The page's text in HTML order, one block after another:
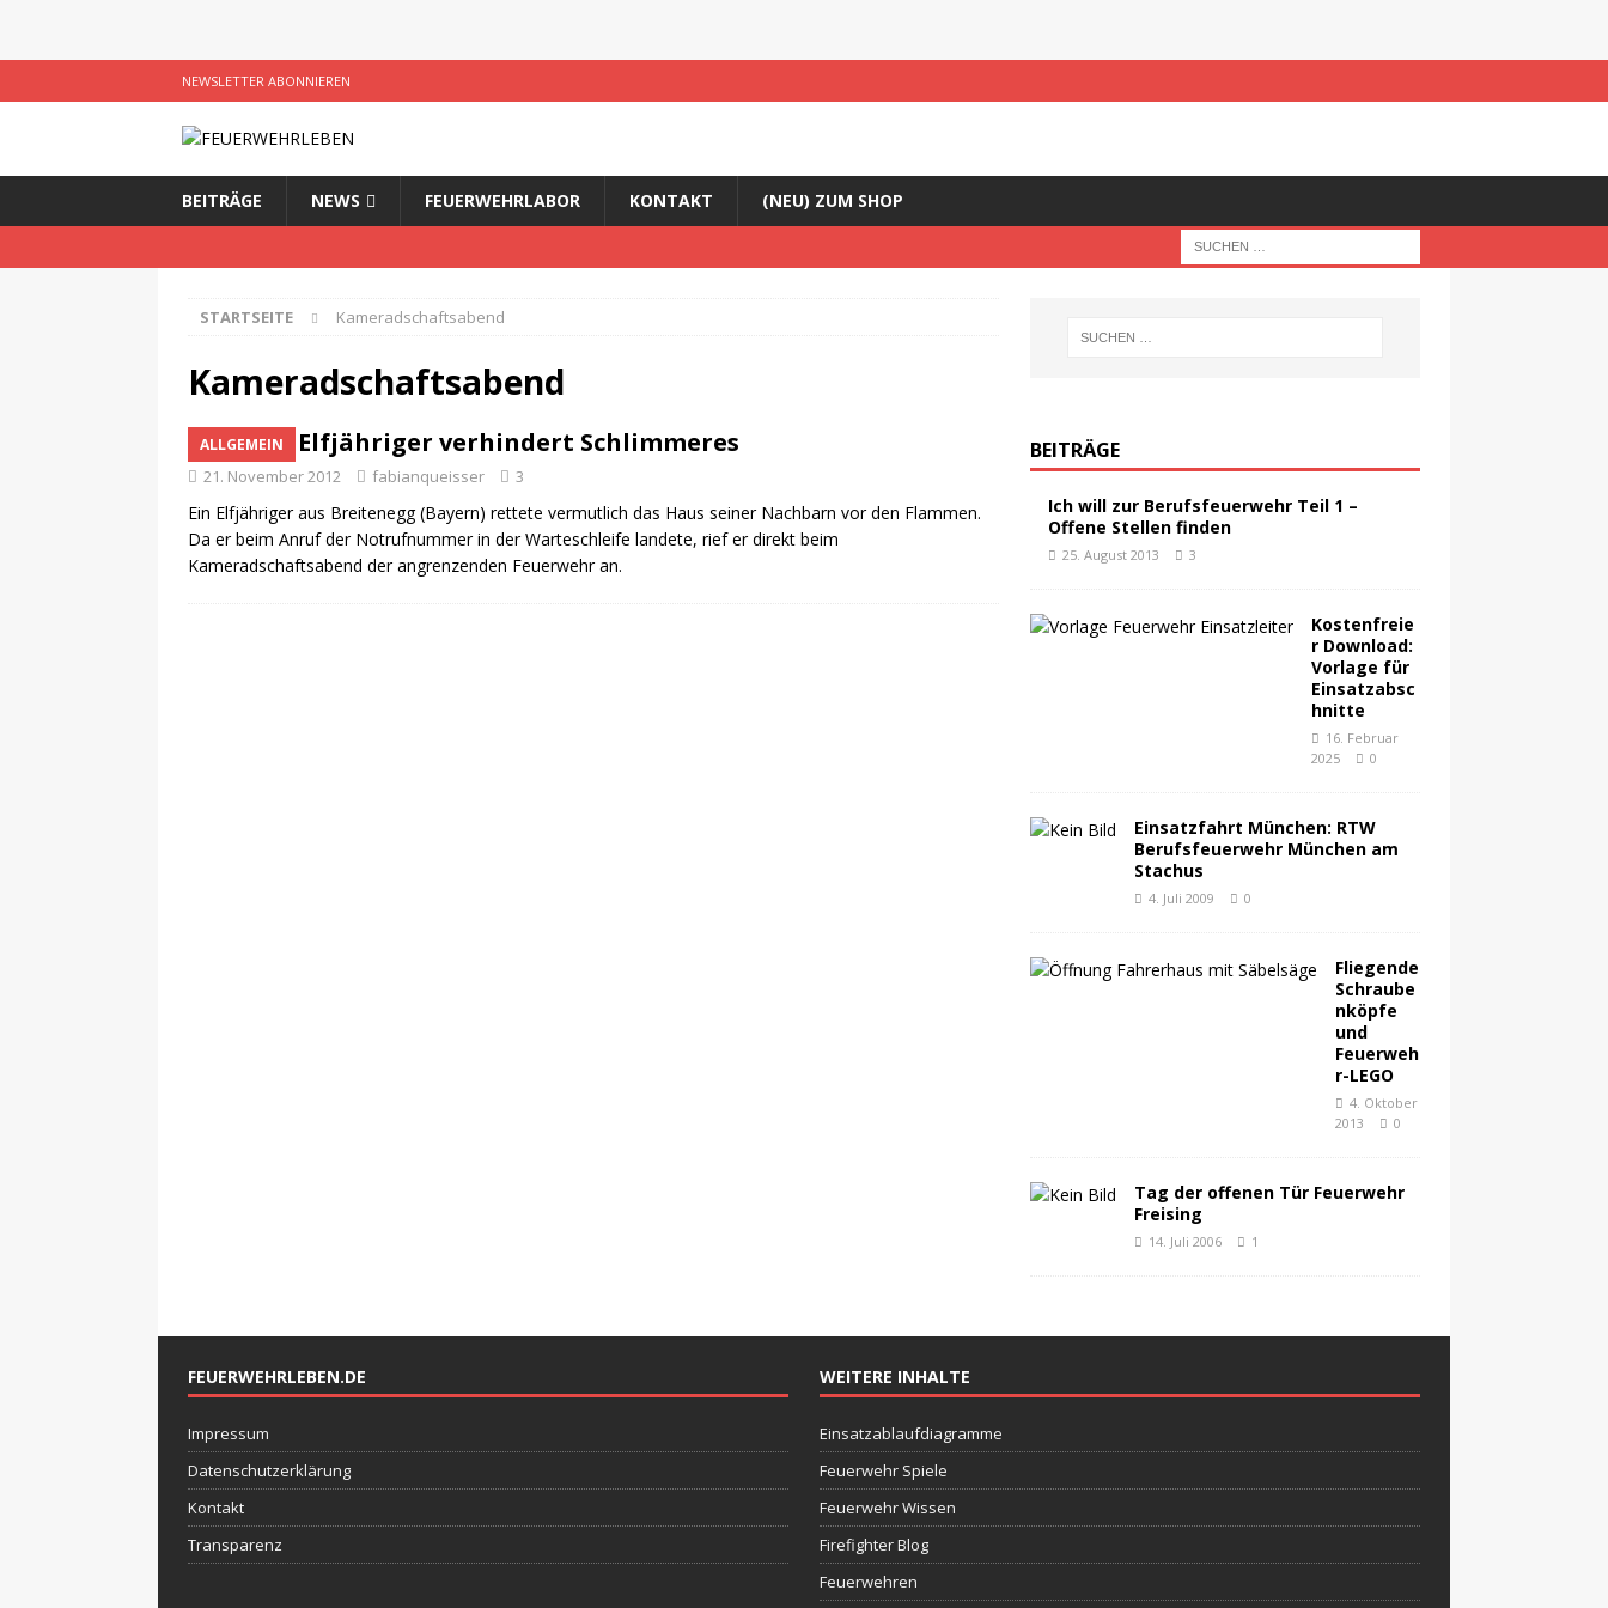
NEWSLETTER ABONNIEREN
BEITRÄGE NEWS FEUERWEHRLABOR KONTAKT (NEU) ZUM SHOP
STARTSEITE Kameradschaftsabend
Kameradschaftsabend
ALLGEMEIN Elfjähriger verhindert Schlimmeres
21. November 2012 fabianqueisser 3
Ein Elfjähriger aus Breitenegg (Bayern) rettete vermutlich das Haus seiner Nachbarn vor den Flammen.
Da er beim Anruf der Notrufnummer in der Warteschleife landete, rief er direkt beim
Kameradschaftsabend der angrenzenden Feuerwehr an.
BEITRÄGE
Ich will zur Berufsfeuerwehr Teil 1 –
Offene Stellen finden
25. August 2013 3
Kostenfreie
r Download:
Vorlage für
Einsatzabsc
hnitte
16. Februar
2025
0
Einsatzfahrt München: RTW
Berufsfeuerwehr München am
Stachus
4. Juli 2009 0
Fliegende
Schraube
nköpfe
und
Feuerweh
r-LEGO
4. Oktober
2013
0
Tag der offenen Tür Feuerwehr
Freising
14. Juli 2006 1
FEUERWEHRLEBEN.DE
Impressum
Datenschutzerklärung
Kontakt
Transparenz
WEITERE INHALTE
Einsatzablaufdiagramme
Feuerwehr Spiele
Feuerwehr Wissen
Firefighter Blog
Feuerwehren